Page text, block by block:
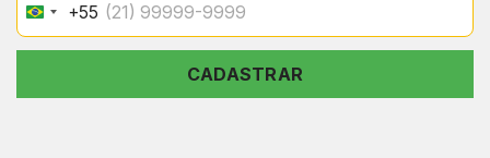
Brazil
+55
+55
CADASTRAR